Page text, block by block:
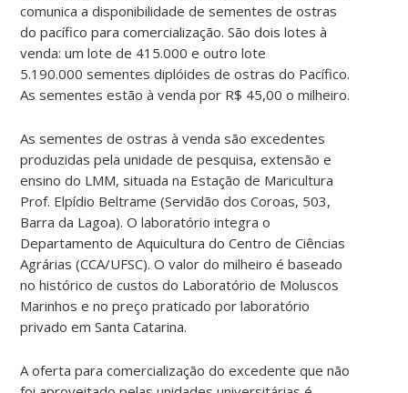
comunica a disponibilidade de sementes de ostras
do pacífico para comercialização. São dois lotes à
venda: um lote de 415.000 e outro lote
5.190.000 sementes diplóides de ostras do Pacífico.
As sementes estão à venda por R$ 45,00 o milheiro.
As sementes de ostras à venda são excedentes
produzidas pela unidade de pesquisa, extensão e
ensino do LMM, situada na Estação de Maricultura
Prof. Elpídio Beltrame (Servidão dos Coroas, 503,
Barra da Lagoa). O laboratório integra o
Departamento de Aquicultura do Centro de Ciências
Agrárias (CCA/UFSC).O valor do milheiro é baseado
no histórico de custos do Laboratório de Moluscos
Marinhos e no preço praticado por laboratório
privado em Santa Catarina.
A oferta para comercialização do excedente que não